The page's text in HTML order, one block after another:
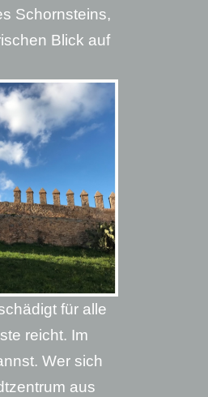
Schornsteins,
Blick auf
für alle
reicht. Im
Wer sich
aus